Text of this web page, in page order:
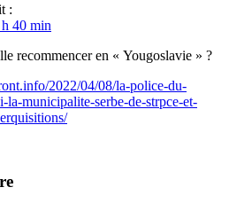
:
40 min
recommencer en « Yougoslavie » ?
2022/04/08/la-police-du-
la-municipalite-serbe-de-strpce-et-